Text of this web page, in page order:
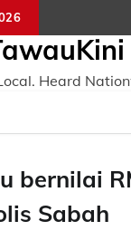
Heard
bernilai
Sabah